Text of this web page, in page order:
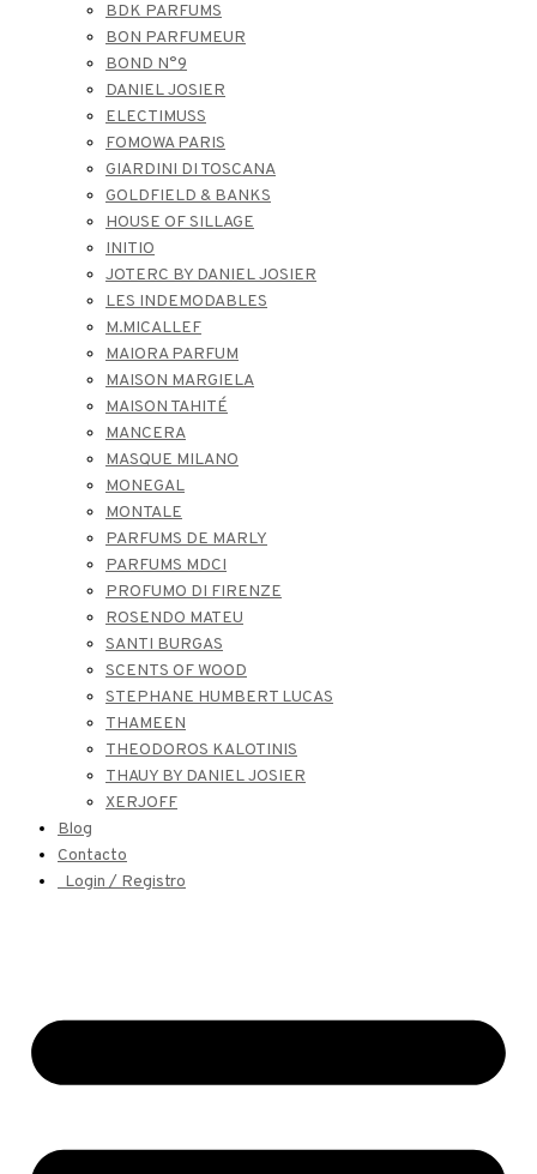
BDK PARFUMS
BON PARFUMEUR
BOND N°9
DANIEL JOSIER
ELECTIMUSS
FOMOWA PARIS
GIARDINI DI TOSCANA
GOLDFIELD & BANKS
HOUSE OF SILLAGE
INITIO
JOTERC BY DANIEL JOSIER
LES INDEMODABLES
M.MICALLEF
MAIORA PARFUM
MAISON MARGIELA
MAISON TAHITÉ
MANCERA
MASQUE MILANO
MONEGAL
MONTALE
PARFUMS DE MARLY
PARFUMS MDCI
PROFUMO DI FIRENZE
ROSENDO MATEU
SANTI BURGAS
SCENTS OF WOOD
STEPHANE HUMBERT LUCAS
THAMEEN
THEODOROS KALOTINIS
THAUY BY DANIEL JOSIER
XERJOFF
Blog
Contacto
Login / Registro